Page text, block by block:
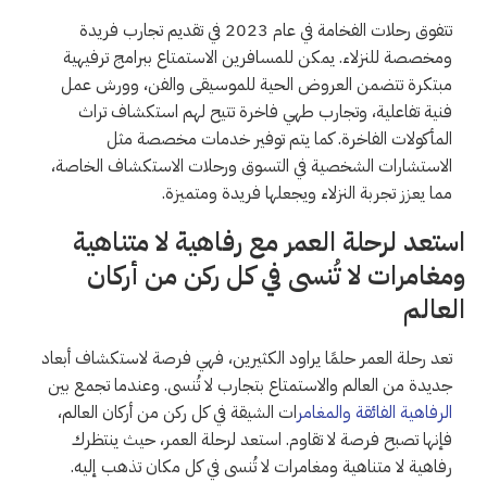
تتفوق رحلات الفخامة في عام 2023 في تقديم تجارب فريدة
ومخصصة للنزلاء. يمكن للمسافرين الاستمتاع ببرامج ترفيهية
مبتكرة تتضمن العروض الحية للموسيقى والفن، وورش عمل
فنية تفاعلية، وتجارب طهي فاخرة تتيح لهم استكشاف تراث
المأكولات الفاخرة. كما يتم توفير خدمات مخصصة مثل
الاستشارات الشخصية في التسوق ورحلات الاستكشاف الخاصة،
مما يعزز تجربة النزلاء ويجعلها فريدة ومتميزة.
استعد لرحلة العمر مع رفاهية لا متناهية
ومغامرات لا تُنسى في كل ركن من أركان
العالم
تعد رحلة العمر حلمًا يراود الكثيرين، فهي فرصة لاستكشاف أبعاد
جديدة من العالم والاستمتاع بتجارب لا تُنسى. وعندما تجمع بين
الرفاهية الفائقة والمغامرات الشيقة في كل ركن من أركان العالم،
فإنها تصبح فرصة لا تقاوم. استعد لرحلة العمر، حيث ينتظرك
رفاهية لا متناهية ومغامرات لا تُنسى في كل مكان تذهب إليه.